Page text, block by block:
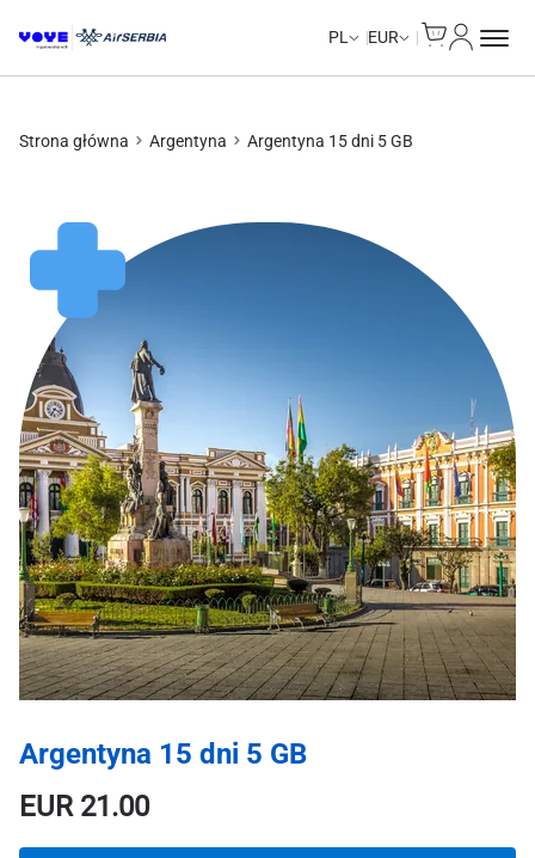
PL EUR
Strona główna Argentyna Argentyna 15 dni 5 GB
Argentyna 15 dni 5 GB
EUR21.00